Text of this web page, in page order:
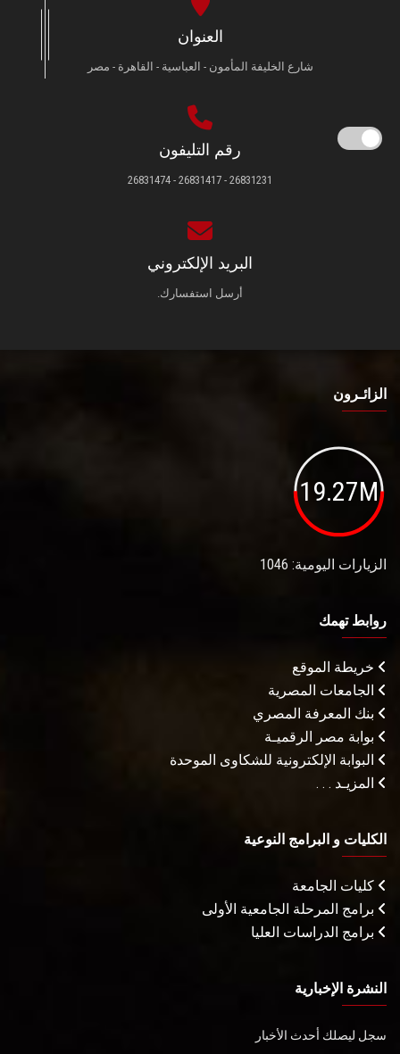
العنوان
شارع الخليفة المأمون - العباسية - القاهرة - مصر
رقم التليفون
26831231 - 26831417 - 26831474
البريد الإلكتروني
أرسل استفسارك.
الزائـرون
19.27M
الزيارات اليومية: 1046
روابط تهمك
خريطة الموقع
الجامعات المصرية
بنك المعرفة المصري
بوابة مصر الرقميـة
البوابة الإلكترونية للشكاوى الموحدة
المزيـد . . .
الكليات و البرامج النوعية
كليات الجامعة
برامج المرحلة الجامعية الأولى
برامج الدراسات العليا
النشرة الإخبارية
سجل ليصلك أحدث الأخبار